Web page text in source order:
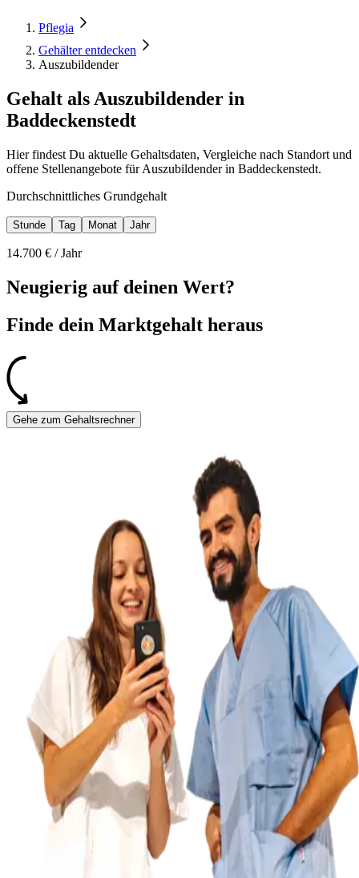
Pflegia
Gehälter entdecken
Auszubildender
Gehalt als Auszubildender in
Baddeckenstedt
Hier findest Du aktuelle Gehaltsdaten, Vergleiche nach Standort und
offene Stellenangebote für Auszubildender in Baddeckenstedt.
Durchschnittliches Grundgehalt
Stunde Tag Monat Jahr
14.700 € /Jahr
Neugierig auf deinen Wert?
Finde dein Marktgehalt heraus
Gehe zum Gehaltsrechner